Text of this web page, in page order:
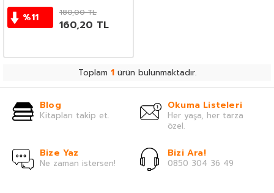
%11 180,00TL
160,20 TL
Toplam 1ürün bulunmaktadır.
Blog
Kitapları takip et.
Okuma Listeleri
Her yaşa, her tarza
özel.
Bize Yaz
Ne zaman istersen!
Bizi Ara!
0850 304 36 49